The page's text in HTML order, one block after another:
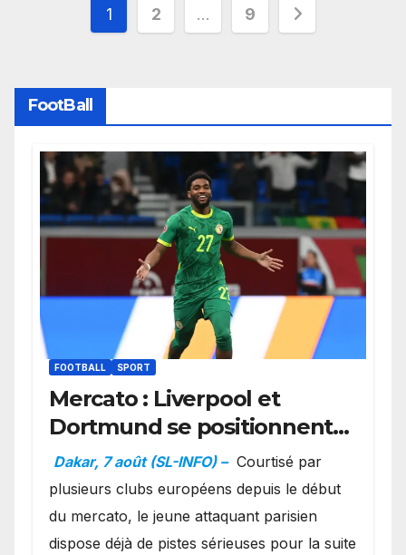
Pagination
publications
1 2 … 9
FootBall
FOOTBALL SPORT
Mercato : Liverpool et
Dortmund se positionnent
en favoris pour recruter
Ibrahim Mbaye
Dakar, 7 août (SL-INFO) – Courtisé par
plusieurs clubs européens depuis le début
du mercato, le jeune attaquant parisien
dispose déjà de pistes sérieuses pour la suite